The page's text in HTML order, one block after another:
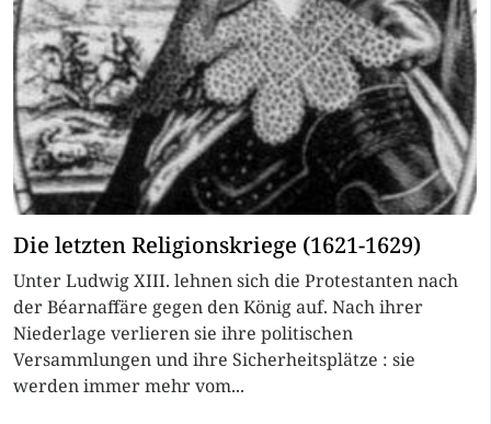
Die letzten Religionskriege (1621-1629)
Unter Ludwig XIII. lehnen sich die Protestanten nach
der Béarnaffäre gegen den König auf. Nach ihrer
Niederlage verlieren sie ihre politischen
Versammlungen und ihre Sicherheitsplätze : sie
werden immer mehr vom...